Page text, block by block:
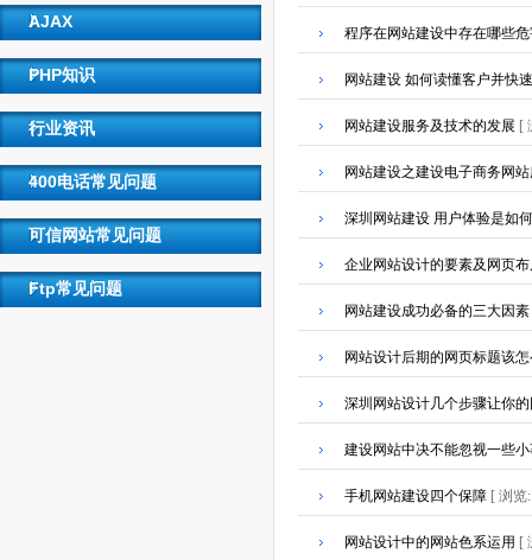
AJAX
PHP知识
行业资讯
400电话常见问题
可信网站常见问题
Ftp常见问题
程序在网站建设中存在哪些
网站建设 如何读懂客户并快
网站建设服务及技术的发展 [
网站建设之建设电子商务网
深圳网站建设 用户体验是如
企业网站设计的要素及网页
网站建设成功必备的三大因素
网站设计后期的网页标题该
深圳网站设计几个步骤让你
建设网站中决不能忽视一些
手机网站建设四个保障 [ 浏
网站设计中的网站色系运用 [